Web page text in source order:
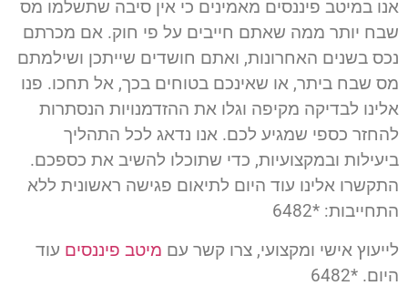
אנו במיטב פיננסים מאמינים כי אין סיבה שתשלמו מס
שבח יותר ממה שאתם חייבים על פי חוק. אם מכרתם
נכס בשנים האחרונות, ואתם חושדים שייתכן ושילמתם
מס שבח ביתר, או שאינכם בטוחים בכך, אל תחכו. פנו
אלינו לבדיקה מקיפה וגלו את ההזדמנויות הנסתרות
להחזר כספי שמגיע לכם. אנו נדאג לכל התהליך
ביעילות ובמקצועיות, כדי שתוכלו להשיב את כספכם.
התקשרו אלינו עוד היום לתיאום פגישה ראשונית ללא
התחייבות: *6482
לייעוץ אישי ומקצועי, צרו קשר עם מיטב פיננסים עוד
היום. *6482